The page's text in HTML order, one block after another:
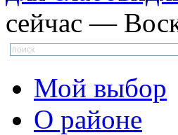
сейчас —
Мой выбор
О районе